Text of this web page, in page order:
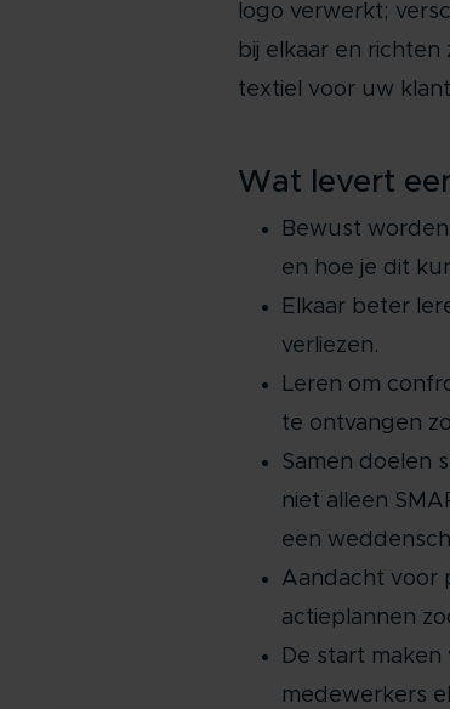
logo verwerkt;
bij elkaar en
textiel voor uw
Wat levert
Bewust
en hoe je dit
Elkaar beter
verliezen.
Leren om
te ontvangen
Samen doelen
niet alleen
een
Aandacht voor
actieplannen
De start
medewerkers